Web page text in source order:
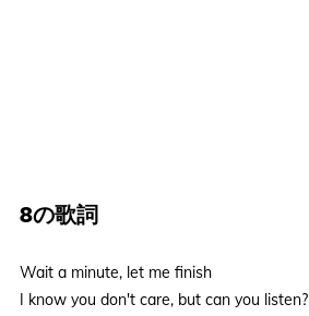
8の歌詞
Wait a minute, let me finish
I know you don't care, but can you listen?